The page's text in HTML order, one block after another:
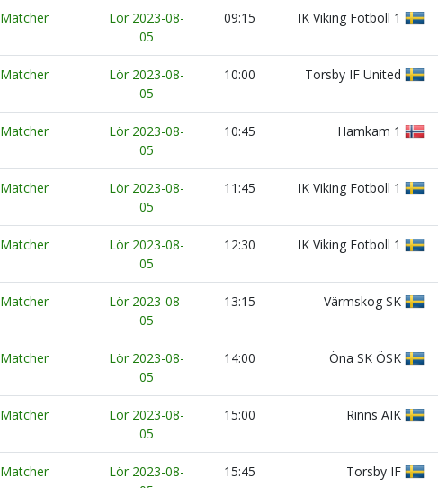
Matcher
Lör 2023-08-
05
09:15 IK Viking Fotboll 1
Matcher
Lör 2023-08-
05
10:00 Torsby IF United
Matcher
Lör 2023-08-
05
10:45 Hamkam 1
Matcher
Lör 2023-08-
05
11:45 IK Viking Fotboll 1
Matcher
Lör 2023-08-
05
12:30 IK Viking Fotboll 1
Matcher
Lör 2023-08-
05
13:15 Värmskog SK
Matcher
Lör 2023-08-
05
14:00 Öna SK ÖSK
Matcher
Lör 2023-08-
05
15:00 Rinns AIK
Matcher
Lör 2023-08-
15:45 Torsby IF